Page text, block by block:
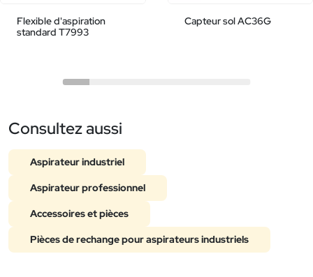
Flexible d'aspiration
standard T7993
Capteur sol AC36G
Consultez aussi
Aspirateur industriel
Aspirateur professionnel
Accessoires et pièces
Pièces de rechange pour aspirateurs industriels